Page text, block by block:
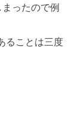
ったので例
ることは三度